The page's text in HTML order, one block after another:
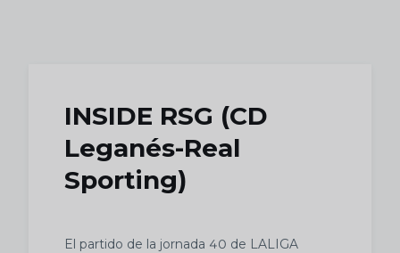
INSIDE RSG (CD
Leganés-Real
Sporting)
El partido de la jornada 40 de LALIGA